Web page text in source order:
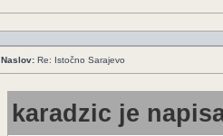
Naslov: Re: Istočno Sarajevo
karadzic je